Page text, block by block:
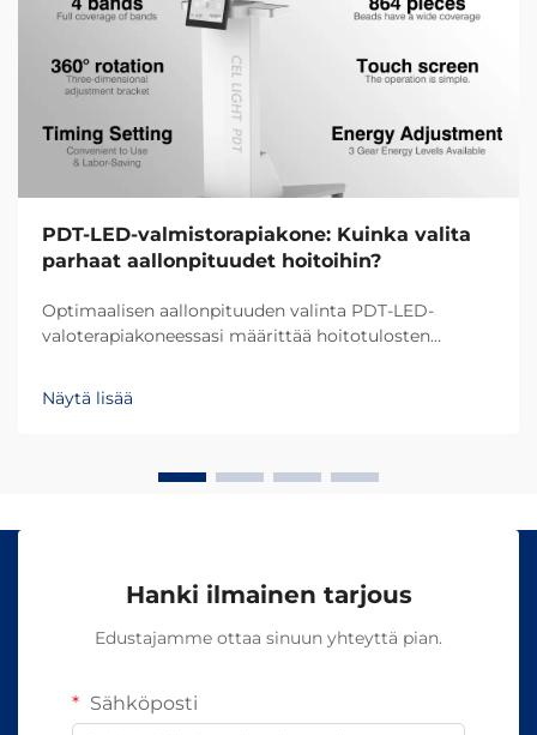
PDT-LED-valmistorapiakone: Kuinka valita
parhaat aallonpituudet hoitoihin?
Optimaalisen aallonpituuden valinta PDT-LED-
valoterapiakoneessasi määrittää hoitotulosten
aallonpituudet tunkeutuvat ihoon eri syvyyksiin ja
aiheuttavat erilaisia biologisia reaktioita, mikä tekee...
Näytä lisää
Hanki ilmainen tarjous
Edustajamme ottaa sinuun yhteyttä pian.
Sähköposti